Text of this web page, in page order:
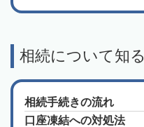
相続について知る
相続手続きの流れ
口座凍結への対処法